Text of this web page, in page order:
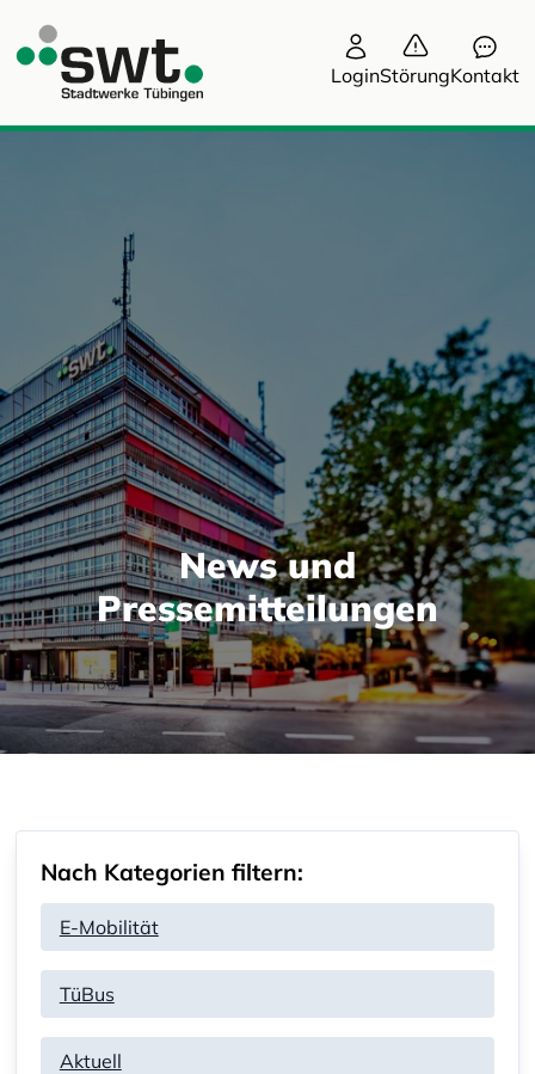
LoginStörungKontakt
News und
Pressemitteilungen
Nach Kategorien filtern:
E-Mobilität
TüBus
Aktuell